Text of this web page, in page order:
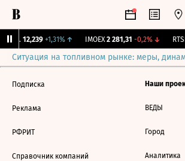
12,239 +1,31%↑ IMOEX 2 281,31 -0,2%↓ RTSI
Ситуация на топливном рынке: меры,
Подписка
Реклама
РФРИТ
Справочник компаний
Наши
ВЕДЫ
Город
Аналитика